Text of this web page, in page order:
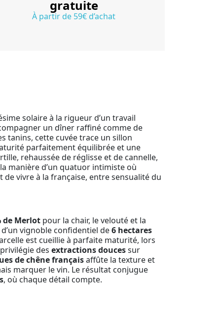
gratuite
À partir de 59€ d’achat
solaire à la rigueur d’un travail
un dîner raffiné comme de
tanins, cette cuvée trace un sillon
parfaitement équilibrée et une
rehaussée de réglisse et de cannelle,
manière d’un quatuor intimiste où
vivre à la française, entre sensualité du
de Merlot pour la chair, le velouté et la
vignoble confidentiel de6 hectares
est cueillie à parfaite maturité, lors
des extractions doucessur
de chêne françaisaffûte la texture et
marquer le vin. Le résultat conjugue
, où chaque détail compte.